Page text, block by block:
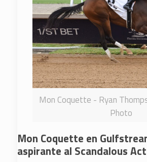
Mon Coquette - Ryan
Photo
Mon Coquette en
aspirante al Scandalous